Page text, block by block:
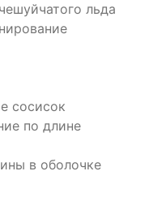
льда
сосисок
по длине
в оболочке